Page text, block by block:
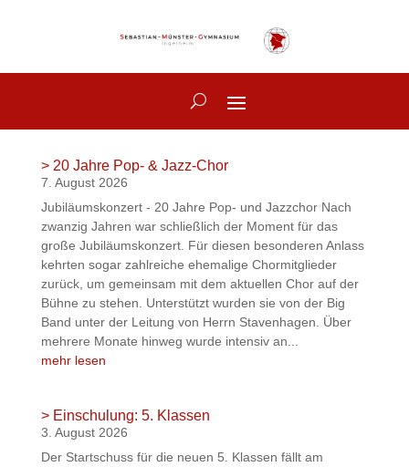
> 20 Jahre Pop- & Jazz-Chor
7. August 2026
Jubiläumskonzert - 20 Jahre Pop- und Jazzchor Nach
zwanzig Jahren war schließlich der Moment für das
große Jubiläumskonzert. Für diesen besonderen Anlass
kehrten sogar zahlreiche ehemalige Chormitglieder
zurück, um gemeinsam mit dem aktuellen Chor auf der
Bühne zu stehen. Unterstützt wurden sie von der Big
Band unter der Leitung von Herrn Stavenhagen. Über
mehrere Monate hinweg wurde intensiv an...
mehr lesen
> Einschulung: 5. Klassen
3. August 2026
Der Startschuss für die neuen 5. Klassen fällt am